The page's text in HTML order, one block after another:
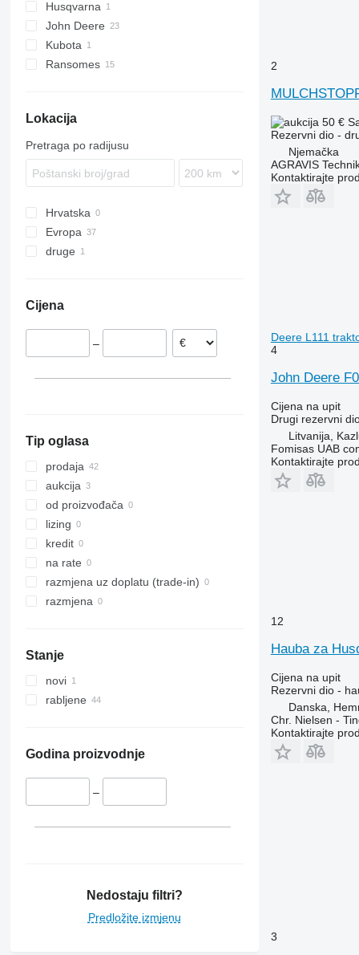
Husqvarna
John Deere
2026 R
2254
Kubota
Ransomes
Lokacija
Pretraga po radijusu
Hrvatska
Evropa
Danska
Portugalija
Norveška
druge
Cijena
–
Tip oglasa
prodaja
aukcija
od proizvođača
lizing
kredit
na rate
razmjena uz doplatu (trade-in)
razmjena
Stanje
novi
rabljene
Godina proizvodnje
–
Nedostaju filtri?
Predložite izmjenu
2
50 €
Rezervni dio -
Njemačka
AGRAVIS
Kontaktirajte
Deere L111
4
John Deere
Cijena na upit
Drugi rezervni
Litvanija,
Fomisas UAB
Kontaktirajte
12
Hauba za
Cijena na upit
Rezervni dio -
Danska,
Chr. Nielsen -
Kontaktirajte
3